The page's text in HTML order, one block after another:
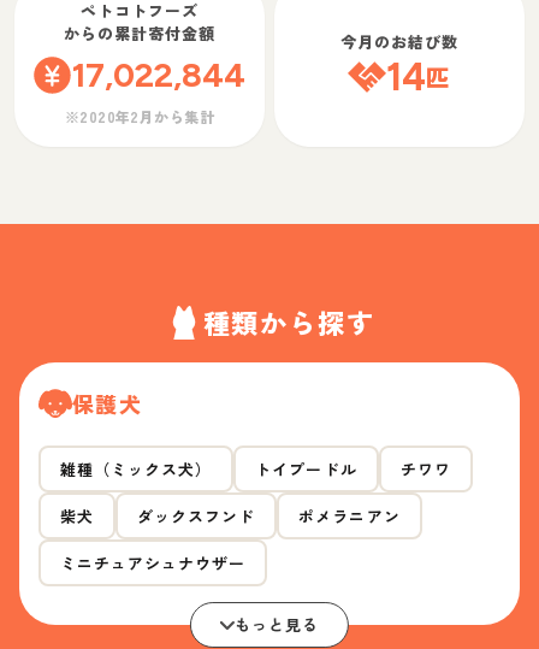
ペトコトフーズ
からの累計寄付金額
17,022,844
※2020年2月から集計
今月のお結び数
14匹
種類から探す
保護犬
雑種（ミックス犬） トイプードル チワワ
柴犬 ダックスフンド ポメラニアン
ミニチュアシュナウザー
もっと見る